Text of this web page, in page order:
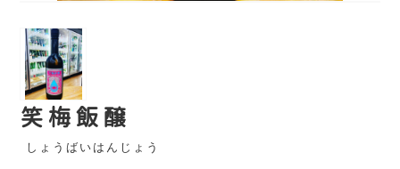
笑梅飯醸
しょうばいはんじょう